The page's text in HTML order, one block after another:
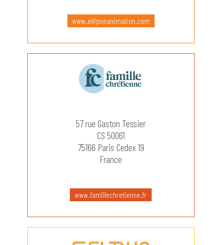
www.ellipseanimation.com
57 rue Gaston Tessier
CS 50061
75166 Paris Cedex 19
France
www.famillechretienne.fr